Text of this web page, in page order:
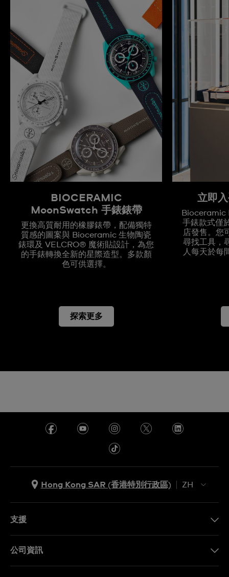
BIOCERAMIC
MoonSwatch 手錶錶帶
更換高質耐用的橡膠錶帶，配備獨特
質感的圖案與 Bioceramic 生物陶瓷
錶環及 VELCRO® 魔術貼設計，為您
的手錶轉換全新的星際造型。多款顏
色可供選擇。
探索更多
立即
Bioceramic
手錶款式僅
店發售。您
尋找工具，
人每天於每
Hong Kong SAR (香港特別行政區)
ZH
支援
公司資訊